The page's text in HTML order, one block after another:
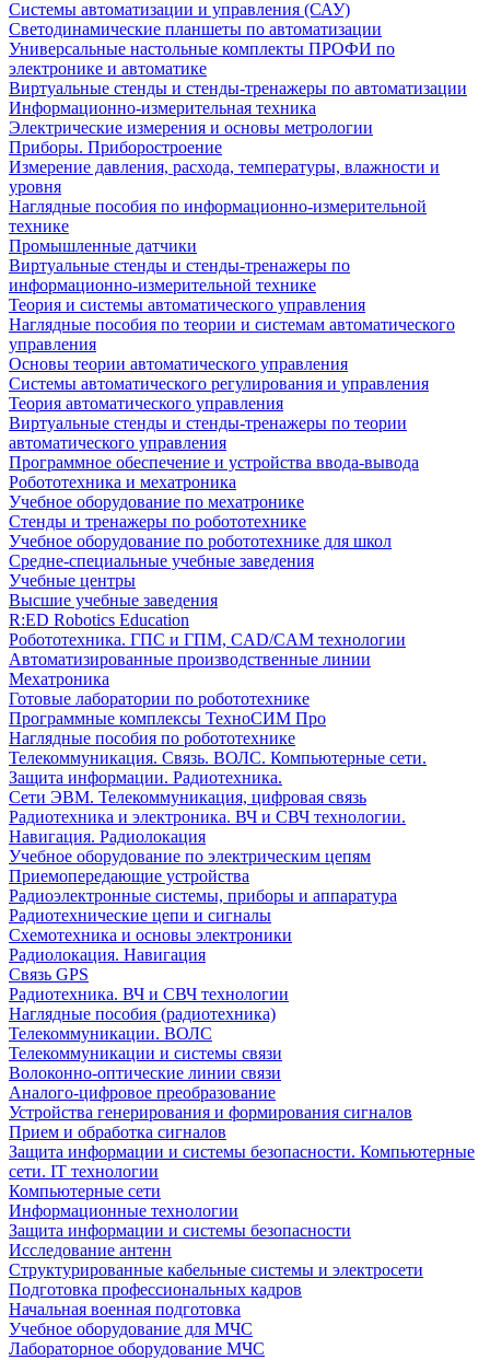
Системы автоматизации и управления (САУ)
Светодинамические планшеты по автоматизации
Универсальные настольные комплекты ПРОФИ по
электронике и автоматике
Виртуальные стенды и стенды-тренажеры по автоматизации
Информационно-измерительная техника
Электрические измерения и основы метрологии
Приборы. Приборостроение
Измерение давления, расхода, температуры, влажности и
уровня
Наглядные пособия по информационно-измерительной
технике
Промышленные датчики
Виртуальные стенды и стенды-тренажеры по
информационно-измерительной технике
Теория и системы автоматического управления
Наглядные пособия по теории и системам автоматического
управления
Основы теории автоматического управления
Системы автоматического регулирования и управления
Теория автоматического управления
Виртуальные стенды и стенды-тренажеры по теории
автоматического управления
Программное обеспечение и устройства ввода-вывода
Робототехника и мехатроника
Учебное оборудование по мехатронике
Стенды и тренажеры по робототехнике
Учебное оборудование по робототехнике для школ
Средне-специальные учебные заведения
Учебные центры
Высшие учебные заведения
R:ED Robotics Education
Робототехника. ГПС и ГПМ, CAD/CAM технологии
Автоматизированные производственные линии
Мехатроника
Готовые лаборатории по робототехнике
Программные комплексы ТехноСИМ Про
Наглядные пособия по робототехнике
Телекоммуникация. Связь. ВОЛС. Компьютерные сети.
Защита информации. Радиотехника.
Сети ЭВМ. Телекоммуникация, цифровая связь
Радиотехника и электроника. ВЧ и СВЧ технологии.
Навигация. Радиолокация
Учебное оборудование по электрическим цепям
Приемопередающие устройства
Радиоэлектронные системы, приборы и аппаратура
Радиотехнические цепи и сигналы
Схемотехника и основы электроники
Радиолокация. Навигация
Связь GPS
Радиотехника. ВЧ и СВЧ технологии
Наглядные пособия (радиотехника)
Телекоммуникации. ВОЛС
Телекоммуникации и системы связи
Волоконно-оптические линии связи
Аналого-цифровое преобразование
Устройства генерирования и формирования сигналов
Прием и обработка сигналов
Защита информации и системы безопасности. Компьютерные
сети. IT технологии
Компьютерные сети
Информационные технологии
Защита информации и системы безопасности
Исследование антенн
Структурированные кабельные системы и электросети
Подготовка профессиональных кадров
Начальная военная подготовка
Учебное оборудование для МЧС
Лабораторное оборудование МЧС